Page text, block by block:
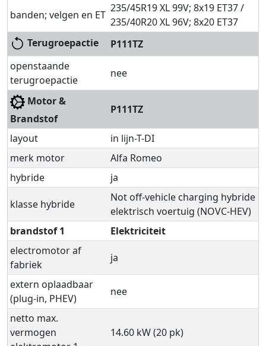
banden; velgen en ET
235/45R19 XL 99V; 8x19 ET37 /
235/40R20 XL 96V; 8x20 ET37
Terugroepactie
P111TZ
openstaande
terugroepactie
nee
Motor &
Brandstof
P111TZ
layout
in lijn-T-DI
merk motor
Alfa Romeo
hybride
ja
klasse hybride
Not off-vehicle charging hybride
elektrisch voertuig (NOVC-HEV)
brandstof 1
Elektriciteit
electromotor af
fabriek
ja
extern oplaadbaar
(plug-in, PHEV)
nee
netto max.
vermogen
14.60 kW (20 pk)